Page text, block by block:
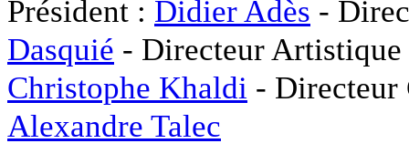
Président : Didier Adès -
Dasquié - Directeur
Christophe Khaldi -
Alexandre Talec